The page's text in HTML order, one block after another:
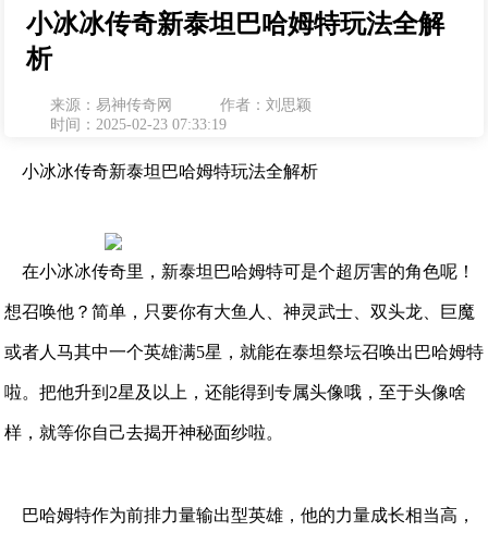
小冰冰传奇新泰坦巴哈姆特玩法全解
析
来源：易神传奇网
作者：刘思颖
时间：2025-02-23 07:33:19
小冰冰传奇新泰坦巴哈姆特玩法全解析
在小冰冰传奇里，新泰坦巴哈姆特可是个超厉害的角色呢！
想召唤他？简单，只要你有大鱼人、神灵武士、双头龙、巨魔
或者人马其中一个英雄满5星，就能在泰坦祭坛召唤出巴哈姆特
啦。把他升到2星及以上，还能得到专属头像哦，至于头像啥
样，就等你自己去揭开神秘面纱啦。
巴哈姆特作为前排力量输出型英雄，他的力量成长相当高，